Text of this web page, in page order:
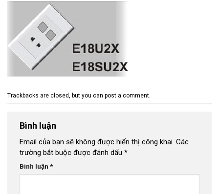
Trackbacks are closed, but you can post a comment
Bình luận
Email của bạn sẽ không được hiển thị công khai. Các
trường bắt buộc được đánh dấu *
Bình luận *